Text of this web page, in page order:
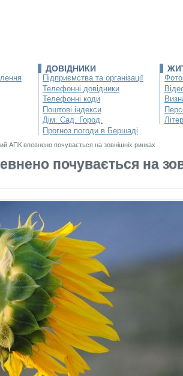
ДОВІДНИКИ
Підприємства та організації
Телефонні довідники
Телефонні коди
Поштові індекси
Дім. Сад. Город.
Прогноз погоди в Бершаді
АПК впевнено почувається на зовнішніх ринках
почувається на